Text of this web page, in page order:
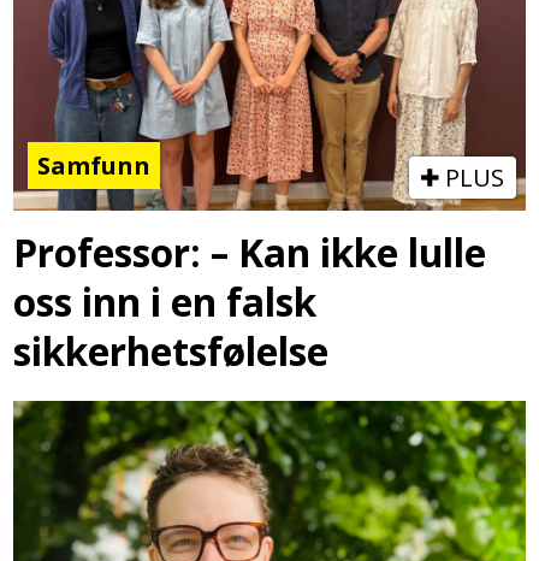
Samfunn PLUS
Professor: – Kan ikke lulle
oss inn i en falsk
sikkerhetsfølelse